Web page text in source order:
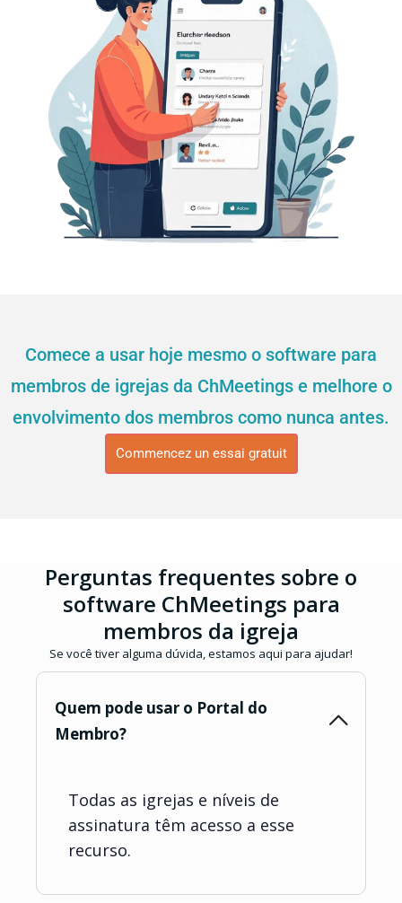
Comece a usar hoje mesmo o software para
membros de igrejas da ChMeetings e melhore o
envolvimento dos membros como nunca antes.
Commencez un essai gratuit
Perguntas frequentes sobre o
software ChMeetings para
membros da igreja
Se você tiver alguma dúvida, estamos aqui para ajudar!
Quem pode usar o Portal do
Membro?
Todas as igrejas e níveis de
assinatura têm acesso a esse
recurso.